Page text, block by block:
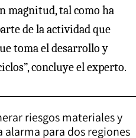
magnitud, tal como ha
de la actividad que
toma el desarrollo y
concluye el experto.
riesgos materiales y
alarma para dos regiones